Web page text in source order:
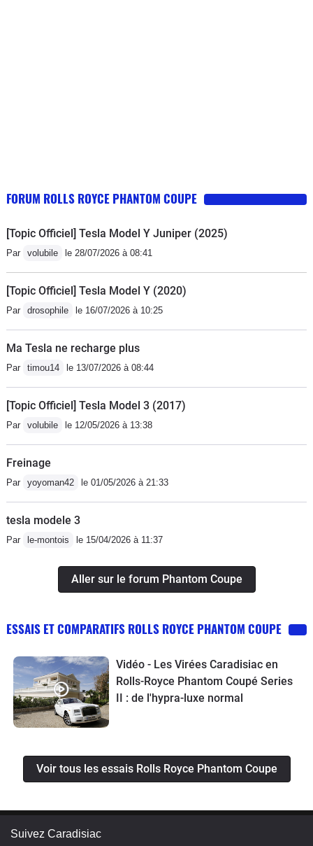
FORUM ROLLS ROYCE PHANTOM COUPE
[Topic Officiel] Tesla Model Y Juniper (2025)
Par volubile le 28/07/2026 à 08:41
[Topic Officiel] Tesla Model Y (2020)
Par drosophile le 16/07/2026 à 10:25
Ma Tesla ne recharge plus
Par timou14 le 13/07/2026 à 08:44
[Topic Officiel] Tesla Model 3 (2017)
Par volubile le 12/05/2026 à 13:38
Freinage
Par yoyoman42 le 01/05/2026 à 21:33
tesla modele 3
Par le-montois le 15/04/2026 à 11:37
Aller sur le forum Phantom Coupe
ESSAIS ET COMPARATIFS ROLLS ROYCE PHANTOM COUPE
Vidéo - Les Virées Caradisiac en
Rolls-Royce Phantom Coupé Series
II : de l'hypra-luxe normal
Voir tous les essais Rolls Royce Phantom Coupe
Suivez Caradisiac